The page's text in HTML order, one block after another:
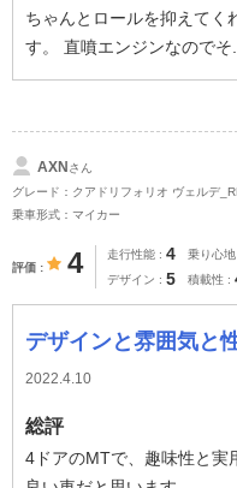
ちゃんとロールを抑えてく
す。 直噴エンジンなのでそ...
AXNさん
グレード：クアドリフォリオ ヴェルデ
乗車形式：マイカー
評価 4 走行性能 4 乗り心地
デザイン 5 積載性
デザインと雰囲気と
2022.4.10
総評
4ドアのMTで、趣味性と実